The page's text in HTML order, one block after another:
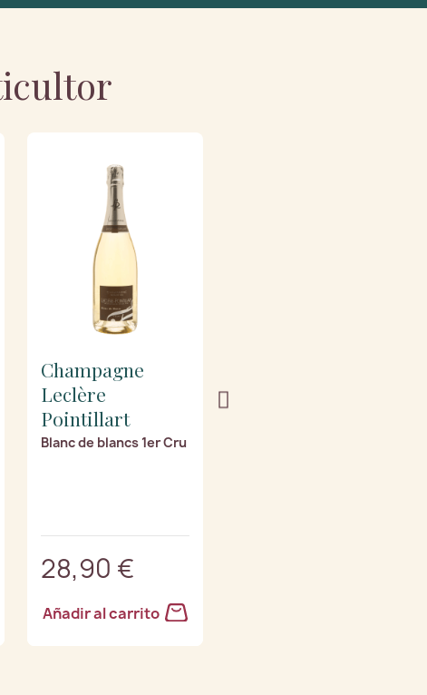
Champagne
Leclère
Pointillart
Blanc de blancs 1er Cru
28,90 €
Añadir al carrito